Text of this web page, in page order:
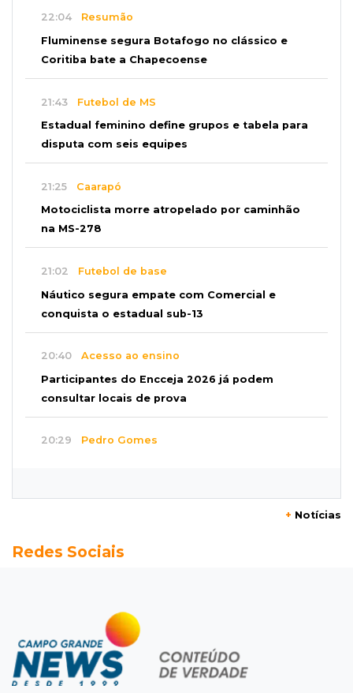
22:04 Resumão
Fluminense segura Botafogo no clássico e
Coritiba bate a Chapecoense
21:43 Futebol de MS
Estadual feminino define grupos e tabela para
disputa com seis equipes
21:25 Caarapó
Motociclista morre atropelado por caminhão
na MS-278
21:02 Futebol de base
Náutico segura empate com Comercial e
conquista o estadual sub-13
20:40 Acesso ao ensino
Participantes do Encceja 2026 já podem
consultar locais de prova
20:29 Pedro Gomes
Pantanal treina em Goiânia antes de jogo que
Campeonato Brasileiro
Remo busca empate com Atlético-MG e segue
na zona de rebaixamento
+ Notícias
Redes Sociais